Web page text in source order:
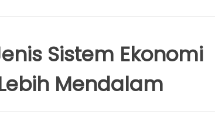
Sistem Ekonomi
Mendalam